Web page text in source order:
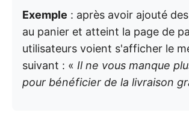
Exemple : après avoir ajouté
au panier et atteint la page de
utilisateurs voient s'afficher le
suivant : « Il ne vous manque
pour bénéficier de la livraison